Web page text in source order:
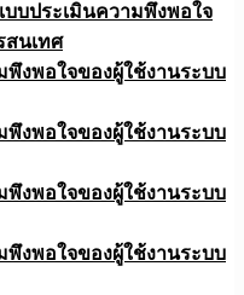
บบประเมินความพึงพอใจ
สนเทศ
พึงพอใจของผู้ใช้งานระบบ
พึงพอใจของผู้ใช้งานระบบ
พึงพอใจของผู้ใช้งานระบบ
พึงพอใจของผู้ใช้งานระบบ